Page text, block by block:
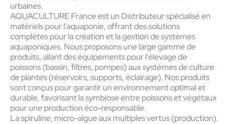
urbaines.
AQUACULTURE France est un Distributeur spécialisé en
matériels pour l'aquaponie, offrant des solutions
complètes pour la création et la gestion de systèmes
aquaponiques. Nous proposons une large gamme de
produits, allant des équipements pour l'élevage de
poissons (bassin, filtres, pompes) aux systèmes de culture
de plantes (réservoirs, supports, éclairage). Nos produits
sont conçus pour garantir un environnement optimal et
durable, favorisant la symbiose entre poissons et végétaux
pour une production éco-responsable.
La spiruline, micro-algue aux multiples vertus (production).